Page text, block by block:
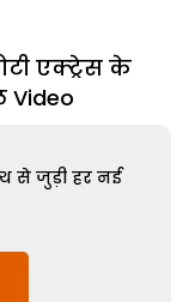
एक्ट्रेस के
Video
से जुड़ी हर नई